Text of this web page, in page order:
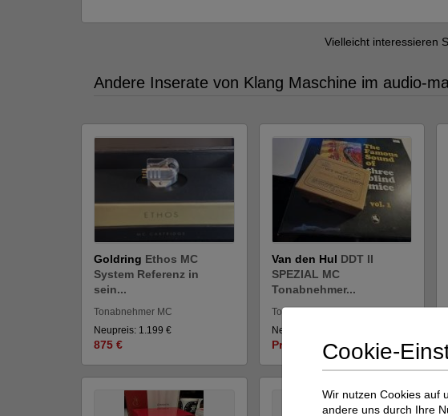
Vielleicht interessieren
Andere Inserate von Klang Maschine im audio-
Goldring Ethos MC
System Referenz in
sein...
Tonabnehmer MC
Neupreis: 1.199 €
875 €
Van den Hul DDT II
SPEZIAL MC
Tonabnehmer...
Tonabnehmer MC
Neupreis: 1.475 €
Preis auf Anfrage
Cookie-
Wir nutzen Cookies auf
andere uns durch Ihre